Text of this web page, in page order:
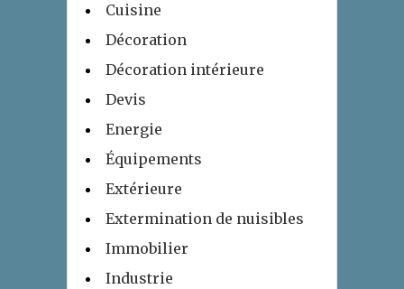
Cuisine
Décoration
Décoration intérieure
Devis
Energie
Équipements
Extérieure
Extermination de nuisibles
Immobilier
Industrie